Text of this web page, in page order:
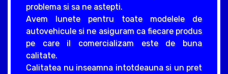
problema si sa ne astepti.
Avem lunete pentru toate modelele de
autovehicule si ne asiguram ca fiecare produs
pe care il comercializam este de buna
calitate.
Calitatea nu inseamna intotdeauna si un pret